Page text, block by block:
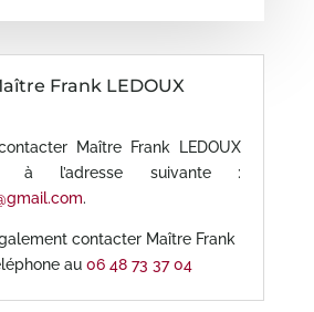
Frank LEDOUX
Maître Frank LEDOUX
à l’adresse suivante :
.
contacter Maître Frank
au 06 48 73 37 04